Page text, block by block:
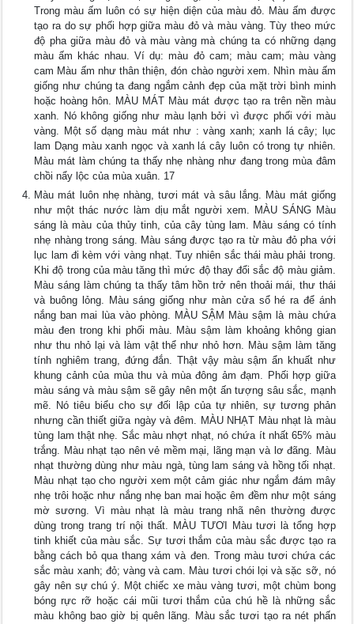
Trong màu ấm luôn có sự hiện diện của màu đỏ. Màu ấm được
tạo ra do sự phối hợp giữa màu đỏ và màu vàng. Tùy theo mức
độ pha giữa màu đỏ và màu vàng mà chúng ta có những dạng
màu ấm khác nhau. Ví dụ: màu đỏ cam; màu cam; màu vàng
cam Màu ấm như thân thiện, đón chào người xem. Nhìn màu ấm
giống như chúng ta đang ngắm cảnh đẹp của mặt trời bình minh
hoặc hoàng hôn. MÀU MÁT Màu mát được tạo ra trên nền màu
xanh. Nó không giống như màu lạnh bởi vì được phối với màu
vàng. Một số dạng màu mát như : vàng xanh; xanh lá cây; lục
lam Dạng màu xanh ngọc và xanh lá cây luôn có trong tự nhiên.
Màu mát làm chúng ta thấy nhẹ nhàng như đang trong mùa đâm
chồi nẩy lộc của mùa xuân. 17
Màu mát luôn nhẹ nhàng, tươi mát và sâu lắng. Màu mát giống
như một thác nước làm dịu mắt người xem. MÀU SÁNG Màu
sáng là màu của thủy tinh, của cây tùng lam. Màu sáng có tính
nhẹ nhàng trong sáng. Màu sáng được tạo ra từ màu đỏ pha với
lục lam đi kèm với vàng nhạt. Tuy nhiên sắc thái màu phải trong.
Khi độ trong của màu tăng thì mức độ thay đổi sắc độ màu giảm.
Màu sáng làm chúng ta thấy tâm hồn trở nên thoải mái, thư thái
và buông lỏng. Màu sáng giống như màn cửa sổ hé ra để ánh
nắng ban mai lùa vào phòng. MÀU SẬM Màu sậm là màu chứa
màu đen trong khi phối màu. Màu sậm làm khoảng không gian
như thu nhỏ lại và làm vật thể như nhỏ hơn. Màu sậm làm tăng
tính nghiêm trang, đứng đắn. Thật vậy màu sậm ẩn khuất như
khung cảnh của mùa thu và mùa đông ảm đạm. Phối hợp giữa
màu sáng và màu sậm sẽ gây nên một ấn tượng sâu sắc, mạnh
mẽ. Nó tiêu biểu cho sự đối lập của tự nhiên, sự tương phản
nhưng cần thiết giữa ngày và đêm. MÀU NHẠT Màu nhạt là màu
tùng lam thật nhẹ. Sắc màu nhợt nhạt, nó chứa ít nhất 65% màu
trắng. Màu nhạt tạo nên vẻ mềm mại, lãng mạn và lơ đãng. Màu
nhạt thường dùng như màu ngà, tùng lam sáng và hồng tối nhạt.
Màu nhạt tạo cho người xem một cảm giác như ngắm đám mây
nhẹ trôi hoặc như nắng nhẹ ban mai hoặc êm đềm như một sáng
mờ sương. Vì màu nhạt là màu trang nhã nên thường được
dùng trong trang trí nội thất. MÀU TƯƠI Màu tươi là tổng hợp
tinh khiết của màu sắc. Sự tươi thắm của màu sắc được tạo ra
bằng cách bỏ qua thang xám và đen. Trong màu tươi chứa các
sắc màu xanh; đỏ; vàng và cam. Màu tươi chói lọi và sặc sỡ, nó
gây nên sự chú ý. Một chiếc xe màu vàng tươi, một chùm bong
bóng rực rỡ hoặc cái mũi tươi thắm của chú hề là những sắc
màu không bao giờ bị quên lãng. Màu sắc tươi tạo ra nét phấn